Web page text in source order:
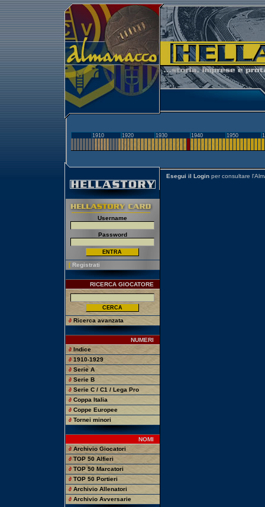
1910 1920 1930 1940 1950
Username
Password
[ Registrati
RICERCA GIOCATORE
∂ Ricerca avanzata
NUMERI
∂ Indice
∂ 1910-1929
∂ Serie A
∂ Serie B
∂ Serie C / C1 / Lega Pro
∂ Coppa Italia
∂ Coppe Europee
∂ Tornei minori
NOMI
∂ Archivio Giocatori
∂ TOP 50 Alfieri
∂ TOP 50 Marcatori
∂ TOP 50 Portieri
∂ Archivio Allenatori
∂ Archivio Avversarie
Esegui il Login per consultare